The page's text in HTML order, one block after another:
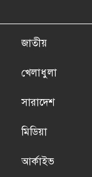
জাতীয়
খেলাধুলা
সারাদেশ
মিডিয়া
আর্কাইভ